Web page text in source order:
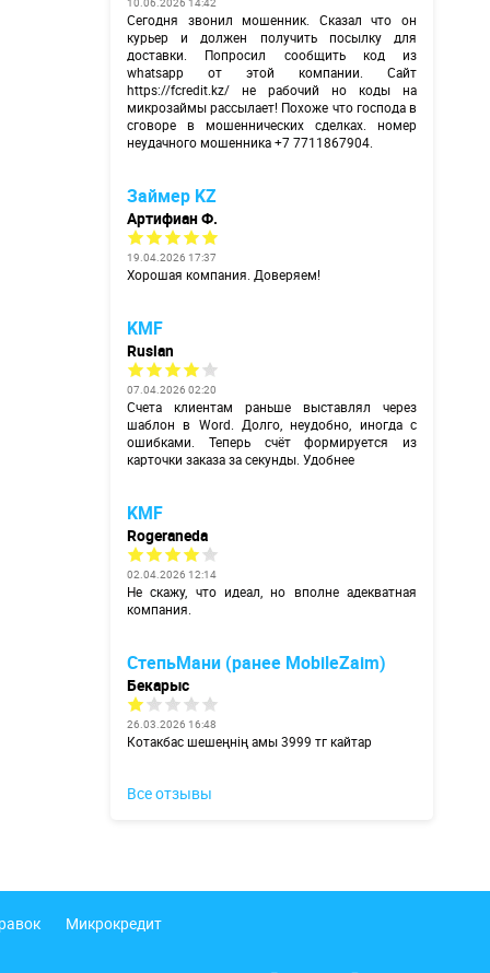
Сегодня звонил мошенник. Сказал что он
курьер и должен получить посылку для
доставки. Попросил сообщить код из
whatsapp от этой компании. Сайт
https://fcredit.kz/ не рабочий но коды на
микрозаймы рассылает! Похоже что господа в
сговоре в мошеннических сделках. номер
неудачного мошенника +7 7711867904.
Займер KZ
Артифиан Ф.
19.04.2026 17:37
Хорошая компания. Доверяем!
KMF
Ruslan
07.04.2026 02:20
Счета клиентам раньше выставлял через
шаблон в Word. Долго, неудобно, иногда с
ошибками. Теперь счёт формируется из
карточки заказа за секунды. Удобнее
KMF
Rogeraneda
02.04.2026 12:14
Не скажу, что идеал, но вполне адекватная
компания.
СтепьМани (ранее MobileZaim)
Бекарыс
26.03.2026 16:48
Котакбас шешеңнің амы 3999 тг кайтар
Все отзывы
Микрокредит